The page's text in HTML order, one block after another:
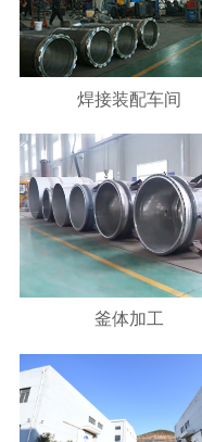
焊接装配车间
釜体加工